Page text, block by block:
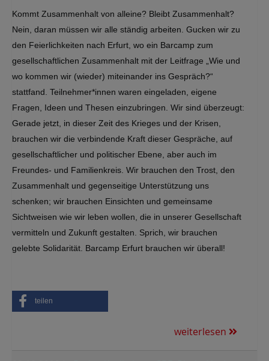
Kommt Zusammenhalt von alleine? Bleibt Zusammenhalt?
Nein, daran müssen wir alle ständig arbeiten. Gucken wir zu
den Feierlichkeiten nach Erfurt, wo ein Barcamp zum
gesellschaftlichen Zusammenhalt mit der Leitfrage „Wie und
wo kommen wir (wieder) miteinander ins Gespräch?“
stattfand. Teilnehmer*innen waren eingeladen, eigene
Fragen, Ideen und Thesen einzubringen. Wir sind überzeugt:
Gerade jetzt, in dieser Zeit des Krieges und der Krisen,
brauchen wir die verbindende Kraft dieser Gespräche, auf
gesellschaftlicher und politischer Ebene, aber auch im
Freundes- und Familienkreis. Wir brauchen den Trost, den
Zusammenhalt und gegenseitige Unterstützung uns
schenken; wir brauchen Einsichten und gemeinsame
Sichtweisen wie wir leben wollen, die in unserer Gesellschaft
vermitteln und Zukunft gestalten. Sprich, wir brauchen
gelebte Solidarität. Barcamp Erfurt brauchen wir überall!
teilen
weiterlesen